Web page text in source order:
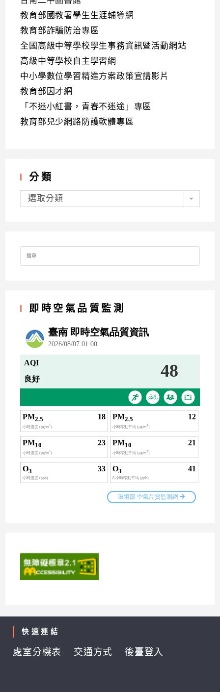
教育部國教署學生生涯輔導網
教育部詐騙防治專區
全國高級中等學校學生事務資訊暨活動網站
高級中等學校自主學習網
中小學數位學習精進方案政策宣講影片
教育部因才網
「不迷小紅書，青春不迷途」專區
教育部兒少網路防護軟體專區
分類
分
類選取分類
Search
for:
即時空氣品質監測
快速連結
處室分機表 交通方式 後臺登入